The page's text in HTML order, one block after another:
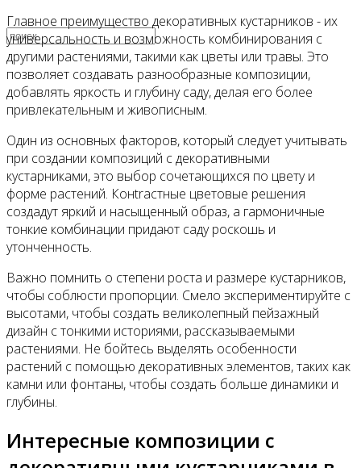
Главное преимущество декоративных кустарников - их
универсальность и возможность комбинирования с
другими растениями, такими как цветы или травы. Это
позволяет создавать разнообразные композиции,
добавлять яркость и глубину саду, делая его более
привлекательным и живописным.
Один из основных факторов, который следует учитывать
при создании композиций с декоративными
кустарниками, это выбор сочетающихся по цвету и
форме растений. Конtrастные цветовые решения
создадут яркий и насыщенный образ, а гармоничные
тонкие комбинации придают саду роскошь и
утонченность.
Важно помнить о степени роста и размере кустарников,
чтобы соблюсти пропорции. Смело экспериментируйте с
высотами, чтобы создать великолепный пейзажный
дизайн с тонкими историями, рассказываемыми
растениями. Не бойтесь выделять особенности
растений с помощью декоративных элементов, таких как
камни или фонтаны, чтобы создать больше динамики и
глубины.
Интересные композиции с